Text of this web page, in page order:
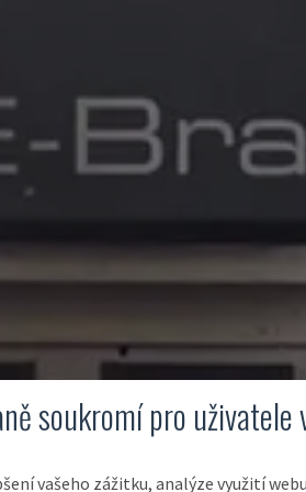
soukromí pro uživatele
vašeho zážitku, analýze využití